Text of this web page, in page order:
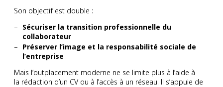
Son objectif est double :
Sécuriser la transition professionnelle du
collaborateur
Préserver l’image et la responsabilité sociale de
l’entreprise
Mais l’outplacement moderne ne se limite plus à l’aide à
la rédaction d’un CV ou à l’accès à un réseau. Il s’appuie de